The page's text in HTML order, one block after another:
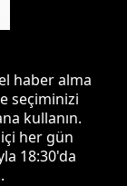
haber alma
seçiminizi
kullanın.
her gün
18:30'da